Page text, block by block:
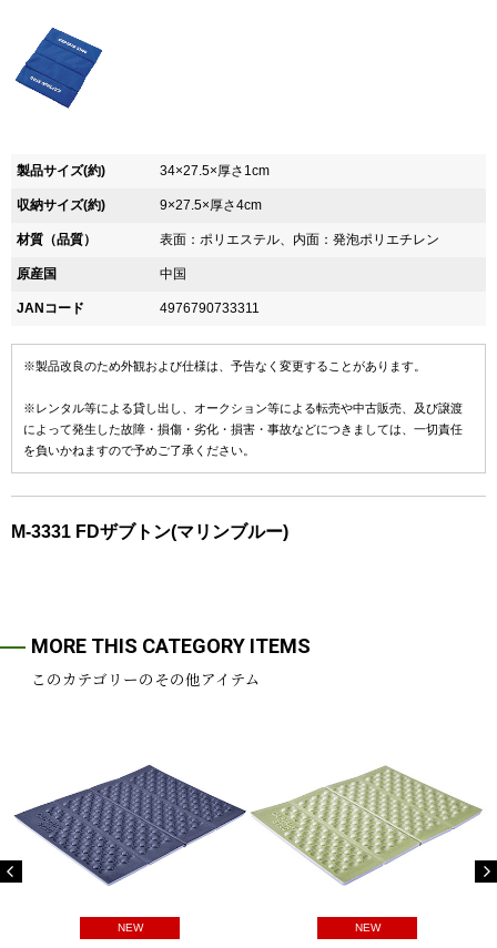
製品サイズ(約) 34×27.5×厚さ1cm
収納サイズ(約) 9×27.5×厚さ4cm
材質（品質） 表面：ポリエステル、内面：発泡ポリエチレン
原産国 中国
JANコード 4976790733311
※製品改良のため外観および仕様は、予告なく変更することがあります。
※レンタル等による貸し出し、オークション等による転売や中古販売、及び譲渡
によって発生した故障・損傷・劣化・損害・事故などにつきましては、一切責任
を負いかねますので予めご了承ください。
M-3331 FDザブトン(マリンブルー)
MORE THIS CATEGORY ITEMS
このカテゴリーのその他アイテム
NEW NEW